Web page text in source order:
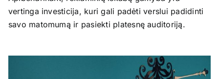
vertinga investicija, kuri gali padėti verslui padidinti
savo matomumą ir pasiekti platesnę auditoriją.